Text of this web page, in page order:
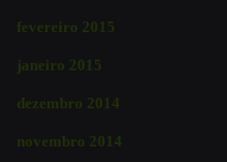
fevereiro 2015
janeiro 2015
dezembro 2014
novembro 2014